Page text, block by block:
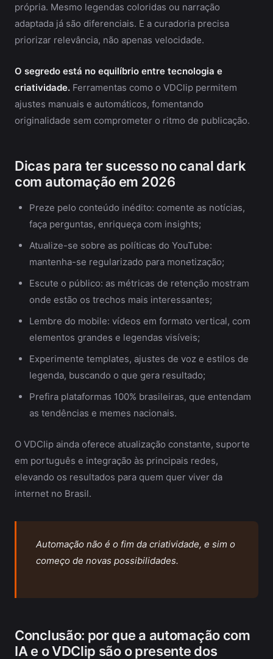
própria. Mesmo legendas coloridas ou narração
adaptada já são diferenciais. E a curadoria precisa
priorizar relevância, não apenas velocidade.
O segredo está no equilíbrio entre tecnologia e
criatividade. Ferramentas como o VDClip permitem
ajustes manuais e automáticos, fomentando
originalidade sem comprometer o ritmo de publicação.
Dicas para ter sucesso no canal dark
com automação em 2026
Preze pelo conteúdo inédito: comente as notícias,
faça perguntas, enriqueça com insights;
Atualize-se sobre as políticas do YouTube:
mantenha-se regularizado para monetização;
Escute o público: as métricas de retenção mostram
onde estão os trechos mais interessantes;
Lembre do mobile: vídeos em formato vertical, com
elementos grandes e legendas visíveis;
Experimente templates, ajustes de voz e estilos de
legenda, buscando o que gera resultado;
Prefira plataformas 100% brasileiras, que entendam
as tendências e memes nacionais.
O VDClip ainda oferece atualização constante, suporte
em português e integração às principais redes,
elevando os resultados para quem quer viver da
internet no Brasil.
Automação não é o fim da criatividade, e sim o
começo de novas possibilidades.
Conclusão: por que a automação com
IA e o VDClip são o presente dos